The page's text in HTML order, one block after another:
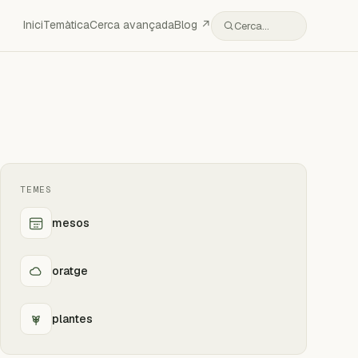
IniciTemàticaCerca avançadaBlog ↗ Cerca…
TEMES
mesos
oratge
plantes